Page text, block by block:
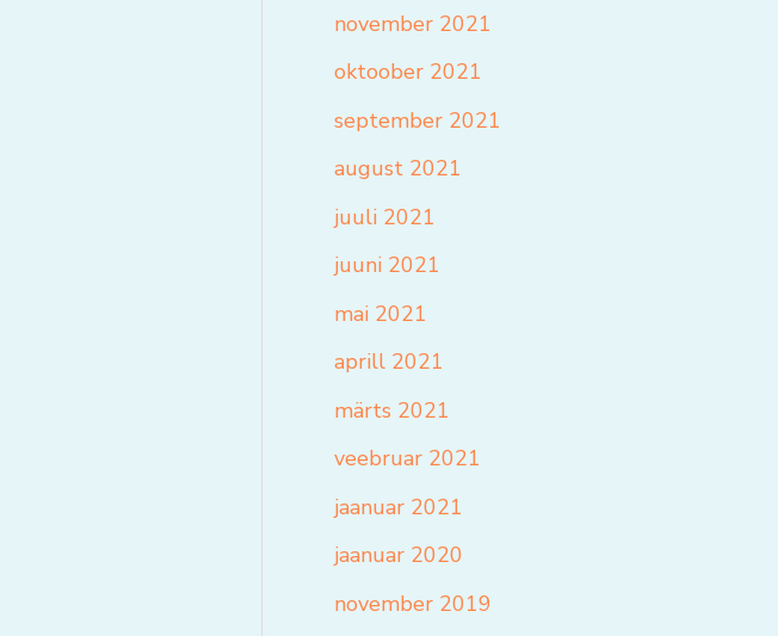
november 2021
oktoober 2021
september 2021
august 2021
juuli 2021
juuni 2021
mai 2021
aprill 2021
märts 2021
veebruar 2021
jaanuar 2021
jaanuar 2020
november 2019